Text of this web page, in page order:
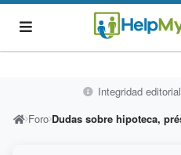
Integridad editorial
Foro